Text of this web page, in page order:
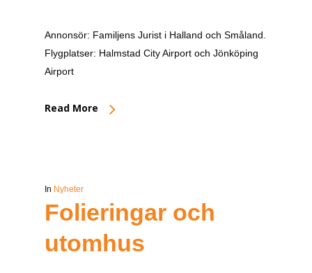
Annonsör: Familjens Jurist i Halland och Småland.
Flygplatser: Halmstad City Airport och Jönköping
Airport
Read More
In Nyheter
Folieringar och
utomhus